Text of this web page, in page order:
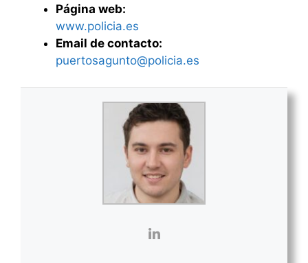
Página web:
www.policia.es
Email de contacto:
puertosagunto@policia.es